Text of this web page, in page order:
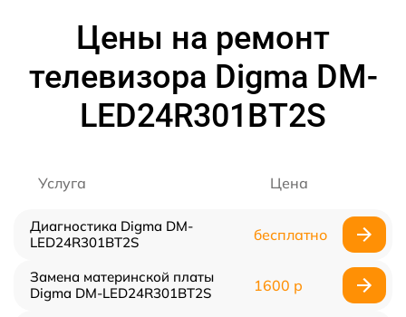
Цены на ремонт
телевизора Digma DM-
LED24R301BT2S
Услуга Цена
Диагностика Digma DM-
LED24R301BT2S
бесплатно
Замена материнской платы
Digma DM-LED24R301BT2S
1600 р